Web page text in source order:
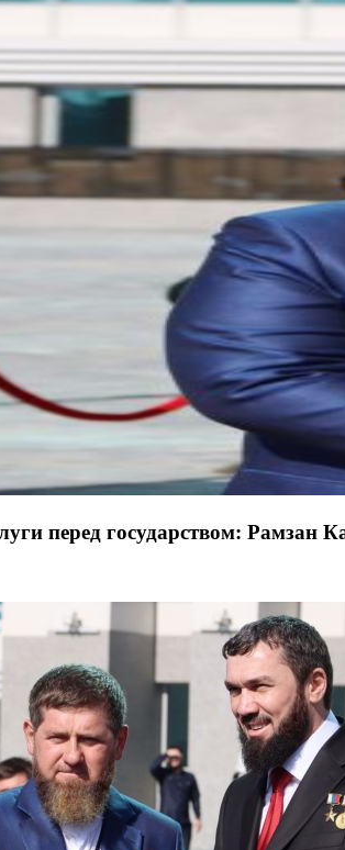
перед государством: Рамзан